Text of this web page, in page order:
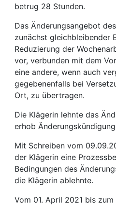
betrug 28 Stunden.
Das Änderungsangebot
zunächst gleichbleibender
Reduzierung der
vor, verbunden mit dem
eine andere, wenn auch
gegebenenfalls bei
Ort, zu übertragen.
Die Klägerin lehnte das
erhob
Mit Schreiben vom
der Klägerin eine
Bedingungen des
die Klägerin ablehnte.
Vom 01. April 2021 bis